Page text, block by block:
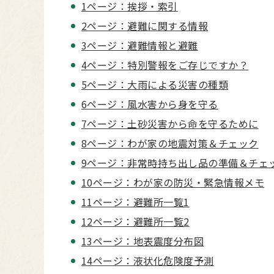
1ページ：挨拶・索引
2ページ：避難に関する情報
3ページ：避難情報と避難
4ページ：特別警報をご存じですか？
5ページ：大雨による災害の種類
6ページ：風水害から身を守る
7ページ：土砂災害から命を守るために
8ページ：わが家の地震対策＆チェック
9ページ：非常時持ち出し品の準備＆チェ
10ページ：わが家の防災・緊急情報メモ
11ページ：避難所一覧1
12ページ：避難所一覧2
13ページ：地表震度分布図
14ページ：液状化危険度予測